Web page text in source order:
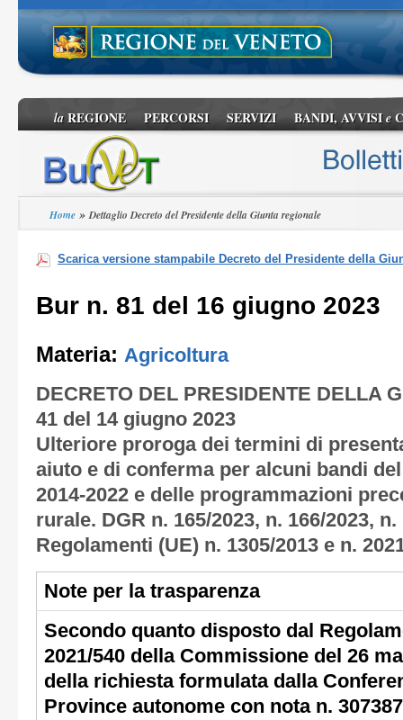
laREGIONE PERCORSI SERVIZI BANDI, AVVISIe
Home »Dettaglio Decreto del Presidente della Giunta regionale
Scarica versione stampabile Decreto del Presidente della
Bur n. 81 del 16 giugno 2023
Materia: Agricoltura
DECRETO DEL PRESIDENTE DELLA
41 del 14 giugno 2023
Ulteriore proroga dei termini di
aiuto e di conferma per alcuni bandi del
2014-2022 e delle programmazioni
rurale. DGR n. 165/2023, n. 166/2023,
Regolamenti (UE) n. 1305/2013 e n.
Note per la trasparenza
Secondo quanto disposto dal
2021/540 della Commissione del 26
della richiesta formulata dalla
Province autonome con nota n.